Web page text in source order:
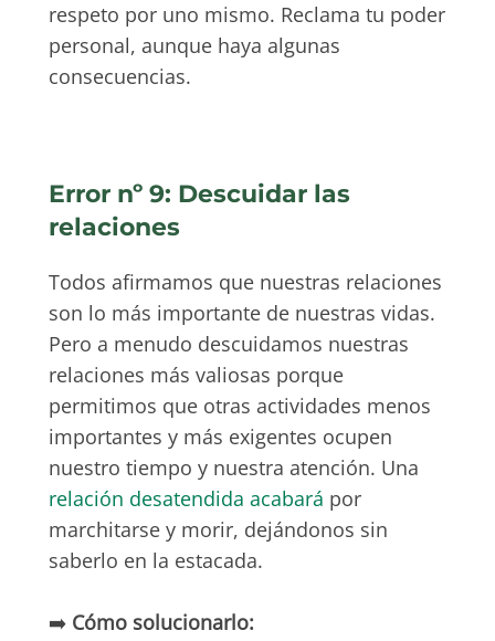
respeto por uno mismo. Reclama tu poder
personal, aunque haya algunas
consecuencias.
Error nº 9: Descuidar las
relaciones
Todos afirmamos que nuestras relaciones
son lo más importante de nuestras vidas.
Pero a menudo descuidamos nuestras
relaciones más valiosas porque
permitimos que otras actividades menos
importantes y más exigentes ocupen
nuestro tiempo y nuestra atención. Una
relación desatendida acabará por
marchitarse y morir, dejándonos sin
saberlo en la estacada.
➡️ Cómo solucionarlo: